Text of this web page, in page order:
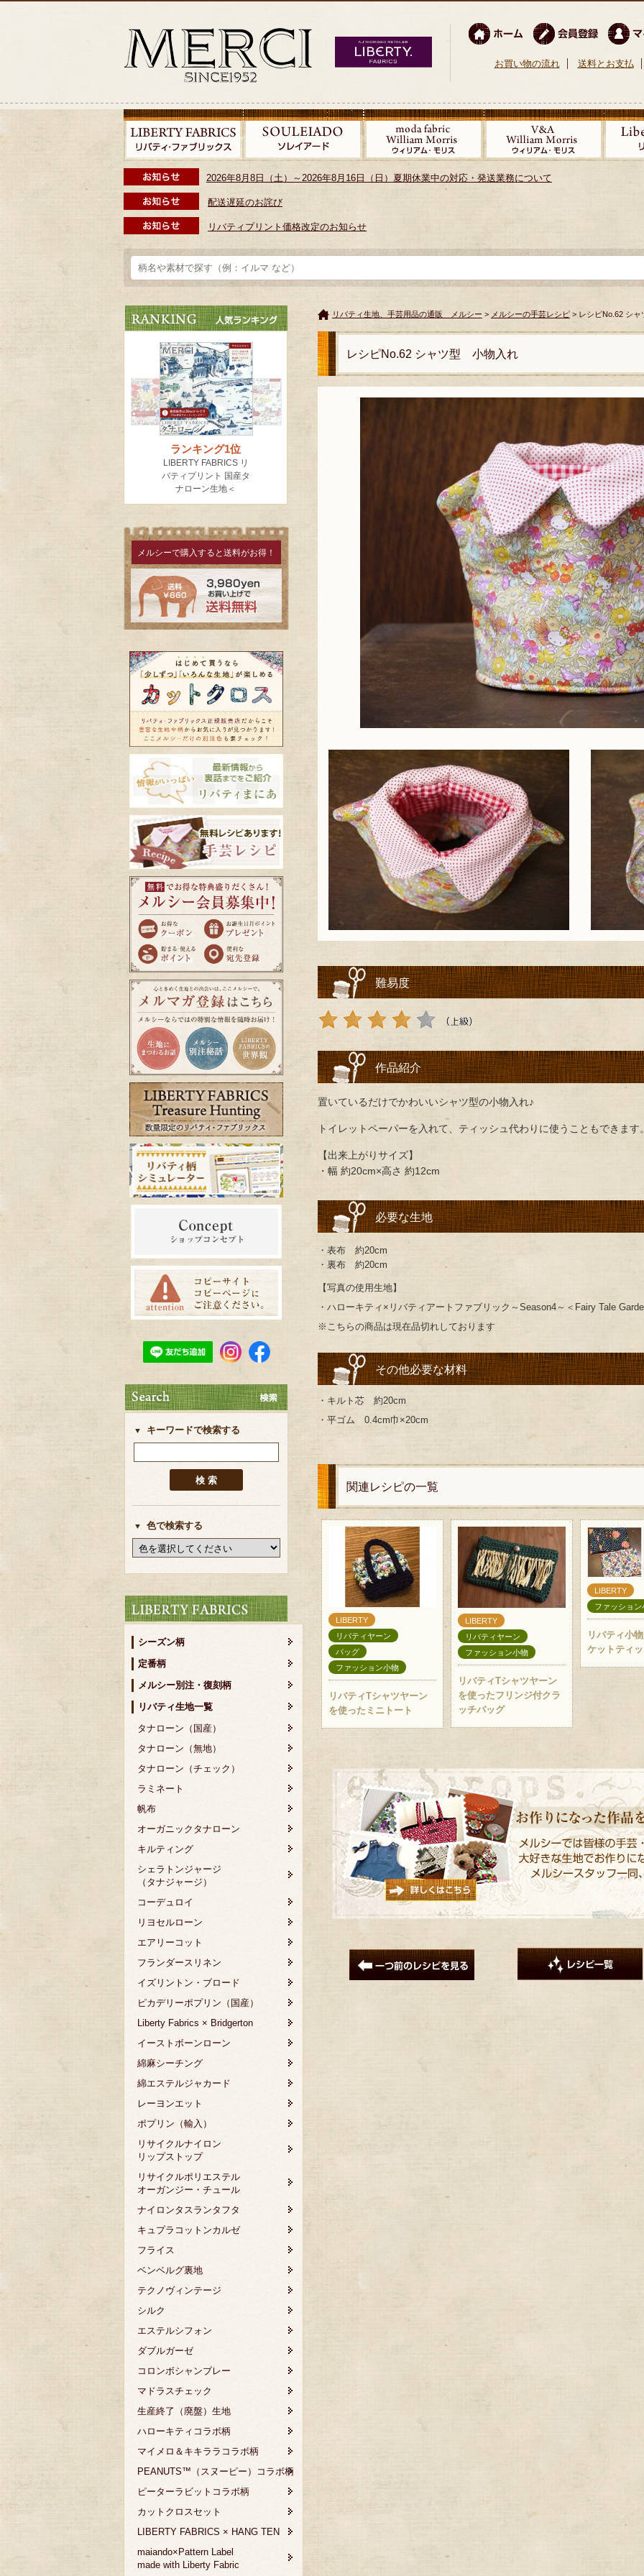
お買い物の流れ 送料とお支払
2026年8月8日（土）～2026年8月16日（日）夏期休業中の対応・発送業務について
配送遅延のお詫び
リバティプリント価格改定のお知らせ
メルシーで購入すると送料がお得！
キーワードで検索する
色で検索する
シーズン柄
定番柄
メルシー別注・復刻柄
リバティ生地一覧
タナローン（国産）
タナローン（無地）
タナローン（チェック）
ラミネート
帆布
オーガニックタナローン
キルティング
シェラトンジャージ
（タナジャージ）
コーデュロイ
リヨセルローン
エアリーコット
フランダースリネン
イズリントン・ブロード
ピカデリーポプリン（国産）
Liberty Fabrics × Bridgerton
イーストボーンローン
綿麻シーチング
綿エステルジャカード
レーヨンエット
ポプリン（輸入）
リサイクルナイロン
リップストップ
リサイクルポリエステル
オーガンジー・チュール
ナイロンタスランタフタ
キュプラコットンカルゼ
フライス
ベンベルグ裏地
テクノヴィンテージ
シルク
エステルシフォン
ダブルガーゼ
コロンボシャンブレー
マドラスチェック
生産終了（廃盤）生地
ハローキティコラボ柄
マイメロ＆キキララコラボ柄
PEANUTS™（スヌーピー）コラボ柄
ピーターラビットコラボ柄
カットクロスセット
LIBERTY FABRICS × HANG TEN
maiando×Pattern Label
made with Liberty Fabric
リバティ生地、手芸用品の通販 メルシー > メルシーの手芸レシピ > レシピNo.62 シ
レシピNo.62 シャツ型 小物入れ
難易度
作品紹介
置いているだけでかわいいシャツ型の小物入れ♪
トイレットペーパーを入れて、ティッシュ代わりに使うこともできます
【出来上がりサイズ】
・幅 約20cm×高さ 約12cm
必要な生地
・表布 約20cm
・裏布 約20cm
【写真の使用生地】
・ハローキティ×リバティアートファブリック～Season4～＜Fairy Tale
※こちらの商品は現在品切れしております
その他必要な材料
・キルト芯 約20cm
・平ゴム 0.4cm巾×20cm
関連レシピの一覧
LIBERTY
リバティヤーン
バッグ
ファッション小物
リバティTシャツヤーン
を使ったミニトート
LIBERTY
リバティヤーン
ファッション小物
リバティTシャツヤーン
を使ったフリンジ付クラ
ッチバッグ
LIBERTY
ファッション
リバティ小
ケットティ